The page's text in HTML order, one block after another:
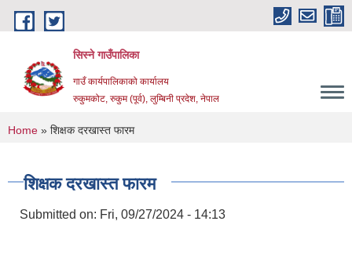
Skip to main content
सिस्ने गाउँपालिका
गाउँ कार्यपालिकाको कार्यालय
रुकुमकोट, रुकुम (पूर्व), लुम्बिनी प्रदेश, नेपाल
You are here
Home » शिक्षक दरखास्त फारम
शिक्षक दरखास्त फारम
Submitted on: Fri, 09/27/2024 - 14:13